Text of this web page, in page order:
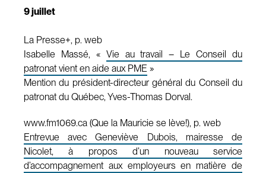
9 juillet
La Presse+, p. web
Isabelle Massé, « Vie au travail – Le Conseil du
patronat vient en aide aux PME »
Mention du président-directeur général du Conseil du
patronat du Québec, Yves-Thomas Dorval.
www.fm1069.ca (Que la Mauricie se lève!), p. web
Entrevue avec Geneviève Dubois, mairesse de
Nicolet, à propos d’un nouveau service
d’accompagnement aux employeurs en matière de